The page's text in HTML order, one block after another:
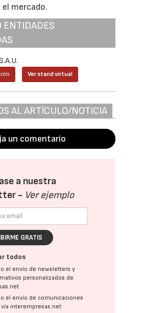
el mercado.
ENTIDADES
Ver stand virtual
AL ARTÍCULO/NOTICIA
un comentario
a nuestra
- Ver ejemplo
GRATIS
todos
el envío de newsletters y
personalizados de
el envío de comunicaciones
interempresas.net